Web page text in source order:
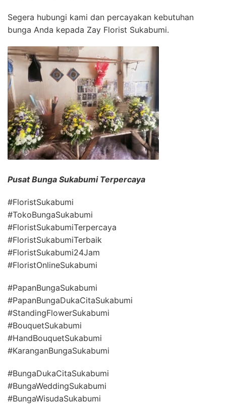
Segera hubungi kami dan percayakan kebutuhan
bunga Anda kepada Zay Florist Sukabumi.
Pusat Bunga Sukabumi Terpercaya
#FloristSukabumi
#TokoBungaSukabumi
#FloristSukabumiTerpercaya
#FloristSukabumiTerbaik
#FloristSukabumi24Jam
#FloristOnlineSukabumi
#PapanBungaSukabumi
#PapanBungaDukaCitaSukabumi
#StandingFlowerSukabumi
#BouquetSukabumi
#HandBouquetSukabumi
#KaranganBungaSukabumi
#BungaDukaCitaSukabumi
#BungaWeddingSukabumi
#BungaWisudaSukabumi